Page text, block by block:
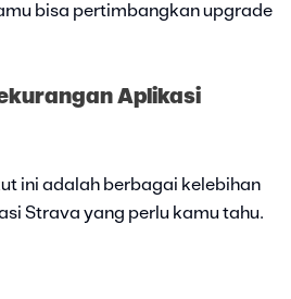
bisa pertimbangkan upgrade
Aplikasi
ini adalah berbagai kelebihan
Strava yang perlu kamu tahu.